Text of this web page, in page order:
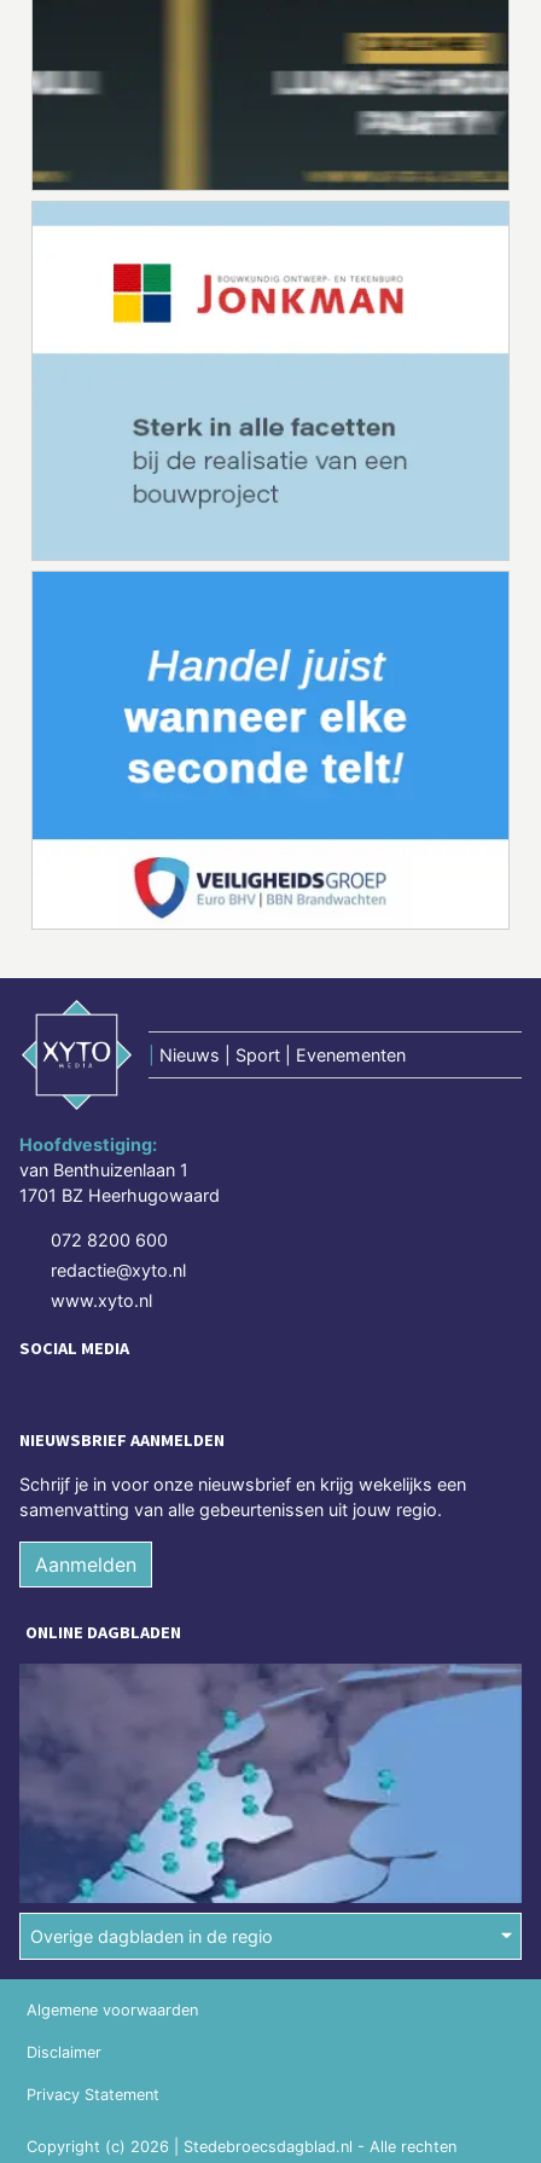
Nieuws | Sport | Evenementen
Hoofdvestiging:
van Benthuizenlaan 1
1701 BZ Heerhugowaard
072 8200 600
redactie@xyto.nl
www.xyto.nl
SOCIAL MEDIA
NIEUWSBRIEF AANMELDEN
Schrijf je in voor onze nieuwsbrief en krijg wekelijks een
samenvatting van alle gebeurtenissen uit jouw regio.
Aanmelden
ONLINE DAGBLADEN
Overige dagbladen in de regio
Copyright (c) 2026 | Stedebroecsdagblad.nl - Alle rechten
Algemene voorwaarden
Disclaimer
Privacy Statement